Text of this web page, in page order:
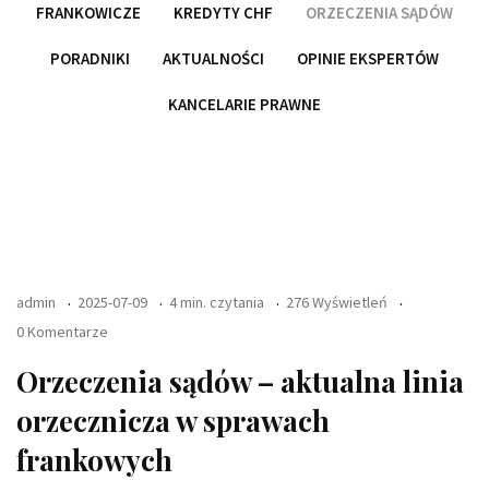
FRANKOWICZE KREDYTY CHF ORZECZENIA SĄDÓW
PORADNIKI AKTUALNOŚCI OPINIE EKSPERTÓW
KANCELARIE PRAWNE
admin 2025-07-09 4 min. czytania
276 Wyświetleń
0 Komentarze
Orzeczenia sądów – aktualna linia
orzecznicza w sprawach
frankowych